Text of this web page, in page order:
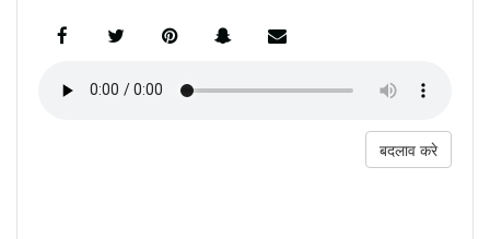
बदलाव करे